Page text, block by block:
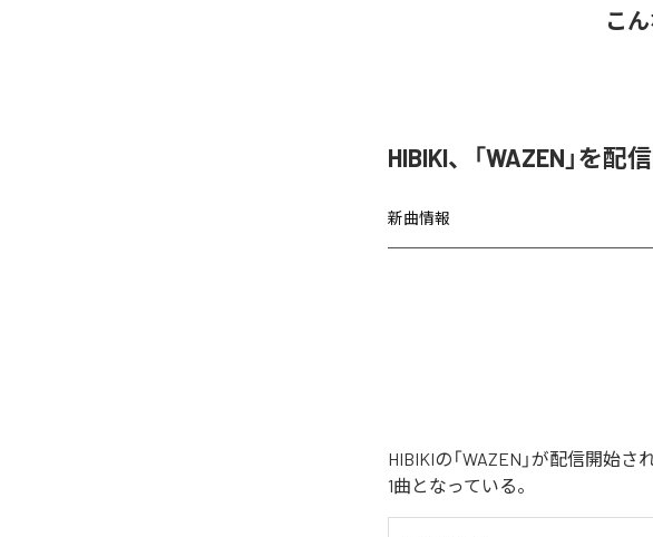
こ
HIBIKI、「WAZEN」を配
新曲情報
HIBIKIの「WAZEN」が配信開始
1曲となっている。